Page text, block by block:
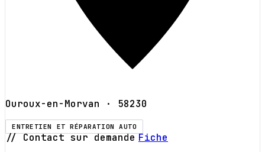
Ouroux-en-Morvan · 58230
ENTRETIEN ET RÉPARATION AUTO
// Contact sur demande Fiche